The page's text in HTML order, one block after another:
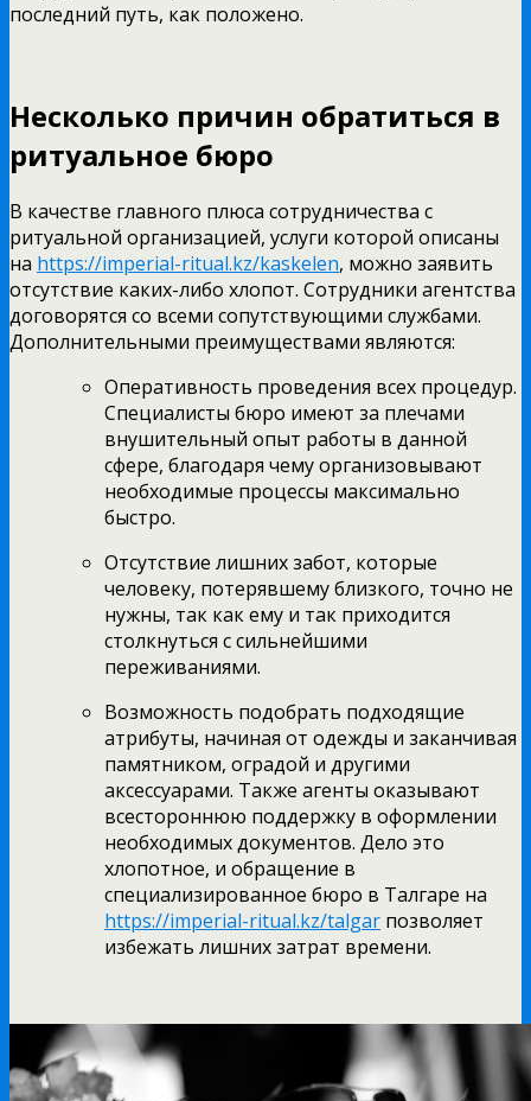
последний путь, как положено.
Несколько причин обратиться в
ритуальное бюро
В качестве главного плюса сотрудничества с
ритуальной организацией, услуги которой описаны
на https://imperial-ritual.kz/kaskelen, можно заявить
отсутствие каких-либо хлопот. Сотрудники агентства
договорятся со всеми сопутствующими службами.
Дополнительными преимуществами являются:
Оперативность проведения всех процедур.
Специалисты бюро имеют за плечами
внушительный опыт работы в данной
сфере, благодаря чему организовывают
необходимые процессы максимально
быстро.
Отсутствие лишних забот, которые
человеку, потерявшему близкого, точно не
нужны, так как ему и так приходится
столкнуться с сильнейшими
переживаниями.
Возможность подобрать подходящие
атрибуты, начиная от одежды и заканчивая
памятником, оградой и другими
аксессуарами. Также агенты оказывают
всестороннюю поддержку в оформлении
необходимых документов. Дело это
хлопотное, и обращение в
специализированное бюро в Талгаре на
https://imperial-ritual.kz/talgar позволяет
избежать лишних затрат времени.